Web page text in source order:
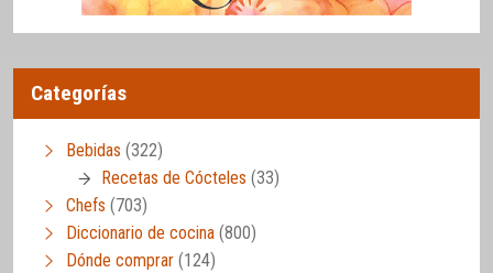
Categorías
Bebidas (322)
Recetas de Cócteles (33)
Chefs (703)
Diccionario de cocina (800)
Dónde comprar (124)